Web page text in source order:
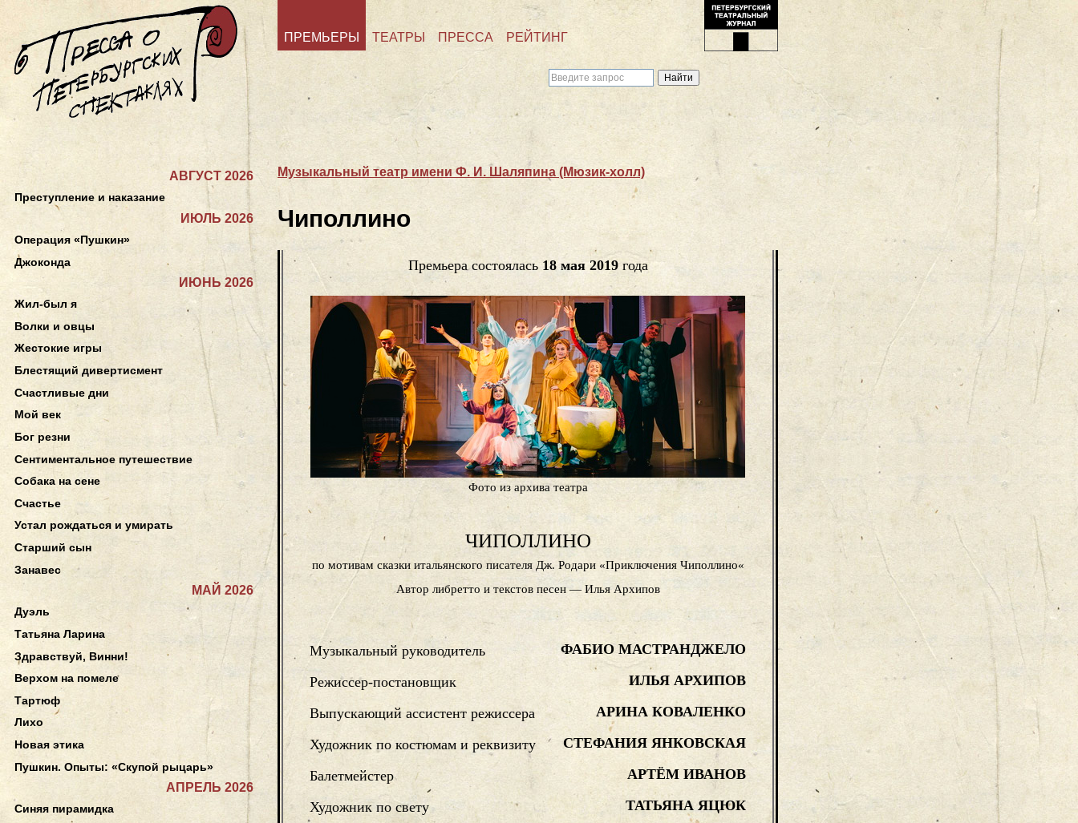
ПРЕМЬЕРЫ ТЕАТРЫ ПРЕССА РЕЙТИНГ
Музыкальный театр имени Ф. И. Шаляпина (Мюзик-холл)
Чиполлино
Премьера состоялась 18 мая 2019года
Фото из архива театра
ЧИПОЛЛИНО
по мотивам сказки итальянского писателя Дж. Родари «Приключения Чиполлино«
Автор либретто и текстов песен — Илья Архипов
Музыкальный руководитель ФАБИО МАСТРАНДЖЕЛО
Режиссер-постановщик ИЛЬЯ АРХИПОВ
Выпускающий ассистент режиссера АРИНА КОВАЛЕНКО
Художник по костюмам и реквизиту СТЕФАНИЯ ЯНКОВСКАЯ
Балетмейстер АРТЁМ ИВАНОВ
Художник по свету ТАТЬЯНА ЯЦЮК
АВГУСТ 2026
Преступление и наказание
ИЮЛЬ 2026
Операция «Пушкин»
Джоконда
ИЮНЬ 2026
Жил-был я
Волки и овцы
Жестокие игры
Блестящий дивертисмент
Счастливые дни
Мой век
Бог резни
Сентиментальное путешествие
Собака на сене
Счастье
Устал рождаться и умирать
Старший сын
Занавес
МАЙ 2026
Дуэль
Татьяна Ларина
Здравствуй, Винни!
Верхом на помеле
Тартюф
Лихо
Новая этика
Пушкин. Опыты: «Скупой рыцарь»
АПРЕЛЬ 2026
Синяя пирамидка